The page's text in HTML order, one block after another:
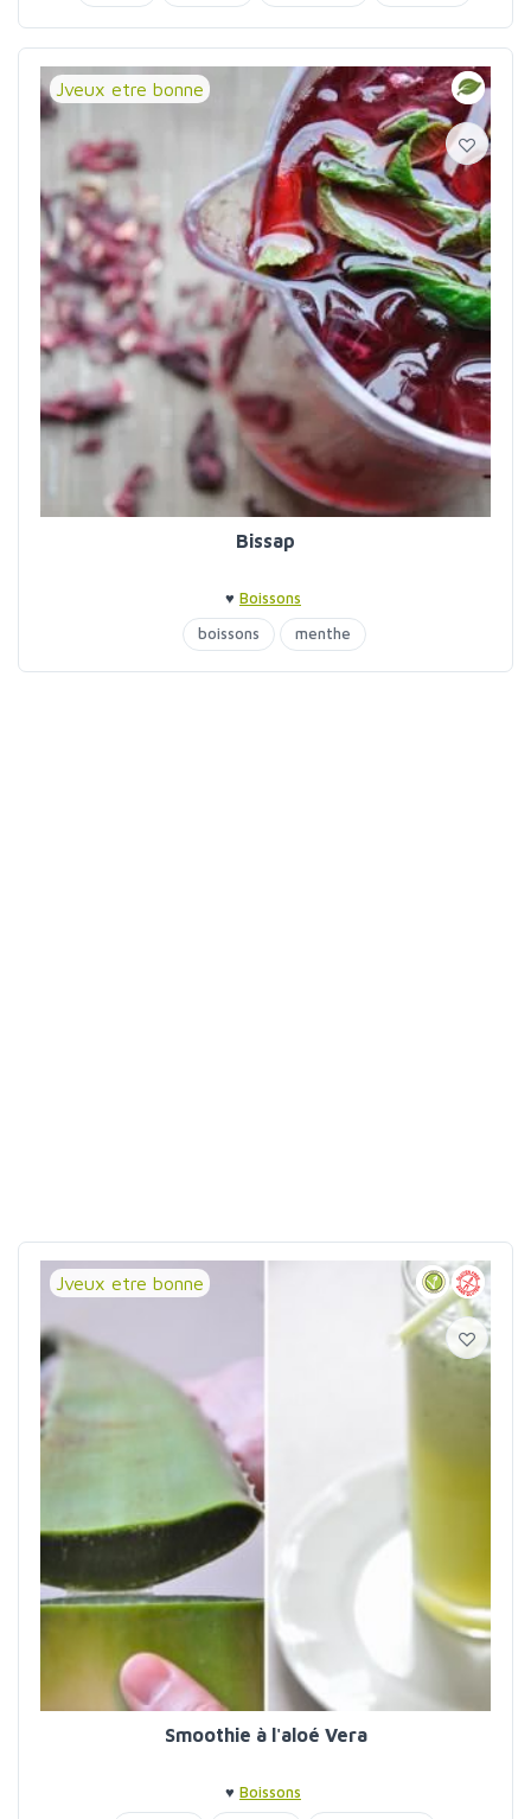
Jveux etre bonne
Bissap
♥ Boissons
boissons
menthe
Jveux etre bonne
Smoothie à l'aloé Vera
♥ Boissons